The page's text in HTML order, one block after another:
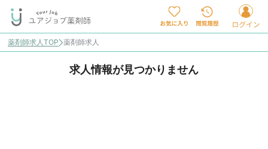
薬剤師求人TOP 薬剤師求人
求人情報が見つかりません